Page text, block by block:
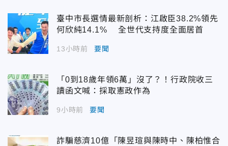
臺中市長選情最新剖析：江啟臣38.2%領先
何欣純14.1% 全世代支持度全面居首
13小時前 要聞
「0到18歲年領6萬」沒了？！行政院收三
讀函文喊：採取憲政作為
9小時前 要聞
詐騙慈濟10億「陳昱瑄與陳時中、陳柏惟合